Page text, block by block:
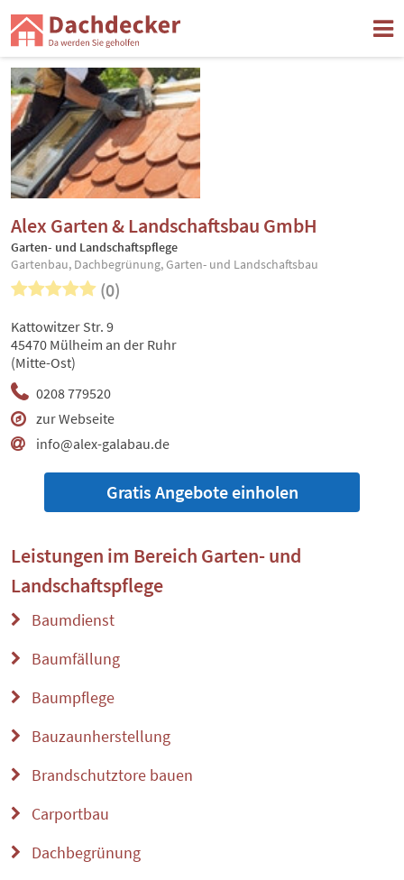
Alex Garten & Landschaftsbau GmbH
Garten- und Landschaftspflege
Gartenbau, Dachbegrünung, Garten- und Landschaftsbau
(0)
0208 779520
zur Webseite
info@alex-galabau.de
Kattowitzer Str. 9
45470 Mülheim an der Ruhr
(Mitte-Ost)
Gratis Angebote einholen
Leistungen im Bereich Garten- und
Landschaftspflege
Baumdienst
Baumfällung
Baumpflege
Bauzaunherstellung
Brandschutztore bauen
Carportbau
Dachbegrünung